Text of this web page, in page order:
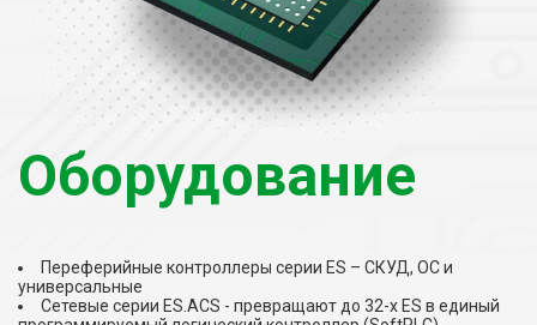
Оборудование
Переферийные контроллеры серии ES – СКУД, ОС и
универсальные
Сетевые серии ES.ACS - превращают до 32-х ES в единый